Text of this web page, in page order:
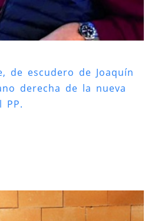
de escudero de Joaquín
derecha de la nueva
PP.